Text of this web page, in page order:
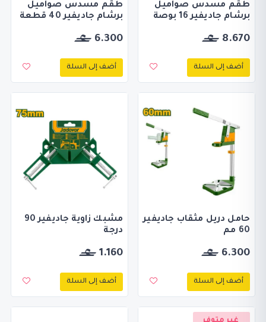
طقم مسدس صواميل
برشام جاديفير 16 بوصة
8.670
أضف إلى السلة
طقم مسدس صواميل
برشام جاديفير 40 قطعة
6.300
أضف إلى السلة
حامل دريل مثقاب جاديفير
60 مم
6.300
أضف إلى السلة
مشبك زاوية جاديفير 90
درجة
1.160
أضف إلى السلة